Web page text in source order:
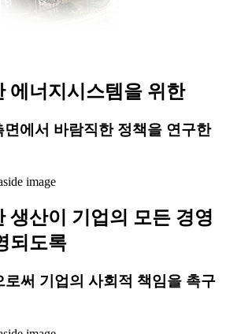
에너지시스템을 위한
면에서 바람직한 정책을 연구한
생산이 기업의 모든 경영
되도록
로써 기업의 사회적 책임을 촉구